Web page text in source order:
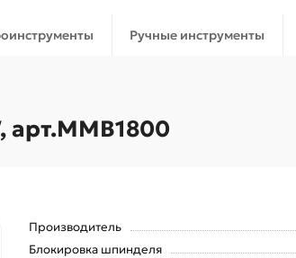
Ручные инструменты
Производитель
Блокировка шпинделя